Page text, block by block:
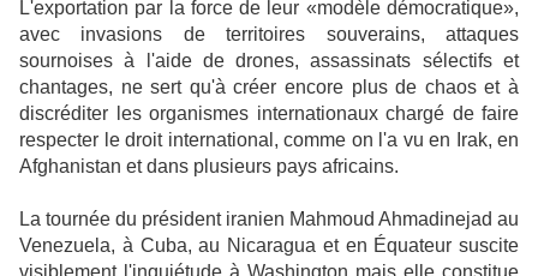
L'exportation par la force de leur «modèle démocratique»,
avec invasions de territoires souverains, attaques
sournoises à l'aide de drones, assassinats sélectifs et
chantages, ne sert qu'à créer encore plus de chaos et à
discréditer les organismes internationaux chargé de faire
respecter le droit international, comme on l'a vu en Irak, en
Afghanistan et dans plusieurs pays africains.
La tournée du président iranien Mahmoud Ahmadinejad au
Venezuela, à Cuba, au Nicaragua et en Équateur suscite